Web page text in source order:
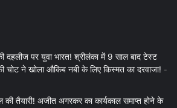
की दहलीज पर युवा भारत! श्रीलंका में 9 साल बाद टेस्ट
चोट ने खोला औकिब नबी के लिए किस्मत का दरवाजा!
तैयारी! अजीत अगरकर का कार्यकाल समाप्त होने के